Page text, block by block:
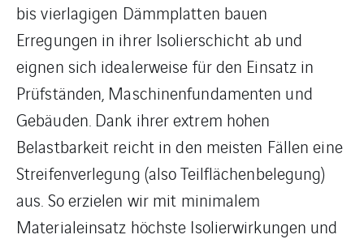
bis vierlagigen Dämmplatten bauen
Erregungen in ihrer Isolierschicht ab und
eignen sich idealerweise für den Einsatz in
Prüfständen, Maschinenfundamenten und
Gebäuden. Dank ihrer extrem hohen
Belastbarkeit reicht in den meisten Fällen eine
Streifenverlegung (also Teilflächenbelegung)
aus. So erzielen wir mit minimalem
Materialeinsatz höchste Isolierwirkungen und